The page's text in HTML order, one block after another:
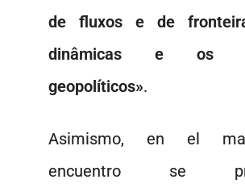
de fluxos e de
dinâmicas e os
geopolíticos».
Asimismo, en el
encuentro se